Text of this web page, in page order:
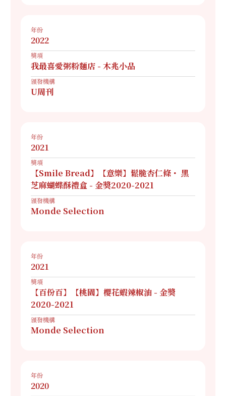
年份
2022
獎項
我最喜愛粥粉麵店 - 木兆小品
頒發機構
U周刊
年份
2021
獎項
【Smile Bread】【意樂】鬆脆杏仁條・ 黑
芝麻蝴蝶酥禮盒 - 金獎2020-2021
頒發機構
Monde Selection
年份
2021
獎項
【百份百】【桃園】櫻花蝦辣椒油 - 金獎
2020-2021
頒發機構
Monde Selection
年份
2020